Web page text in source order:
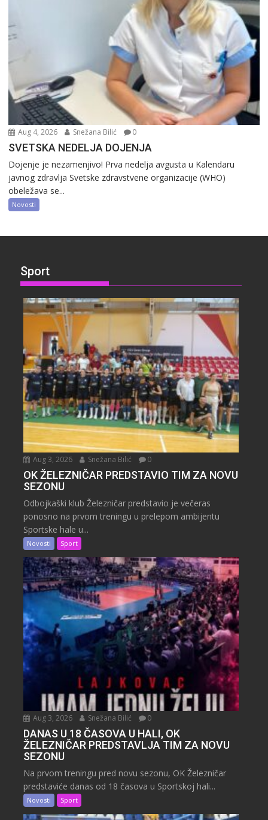
Aug 4, 2026 Snežana Bilić 0
SVETSKA NEDELJA DOJENJA
Dojenje je nezamenjivo! Prva nedelja avgusta u Kalendaru
javnog zdravlja Svetske zdravstvene organizacije (WHO)
obeležava se...
Novosti
Sport
Aug 3, 2026 Snežana Bilić 0
OK ŽELEZNIČAR PREDSTAVIO TIM ZA NOVU
SEZONU
Odbojkaški klub Železničar predstavio je večeras
ponosno na prvom treningu u prelepom ambijentu
Sportske hale u...
Novosti Sport
Aug 3, 2026 Snežana Bilić 0
DANAS U 18 ČASOVA U HALI, OK
ŽELEZNIČAR PREDSTAVLJA TIM ZA NOVU
SEZONU
Na prvom treningu pred novu sezonu, OK Železničar
predstaviće danas od 18 časova u Sportskoj hali...
Novosti Sport